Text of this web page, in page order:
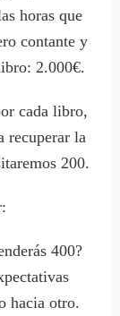
horas que
contante y
2.000€.
cada libro,
recuperar la
200.
400?
hacia otro.